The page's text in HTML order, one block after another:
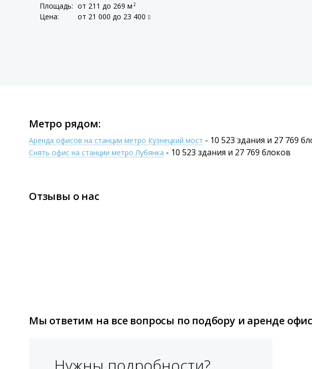
Площадь: от 211 до 269 м 2
Цена: от 21 000 до 23 400
Метро рядом:
Аренда офисов на станции метро Кузнецкий мост - 10 523 здания и 27 769
Снять офис на станции метро Лубянка - 10 523 здания и 27 769 блоков
Отзывы о нас
Мы ответим на все вопросы по подбору и аренде